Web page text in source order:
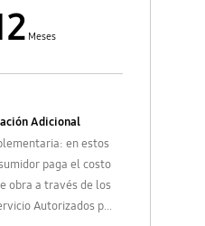
Meses
Adicional
en estos
paga el costo
obra a través de los
Autorizados por